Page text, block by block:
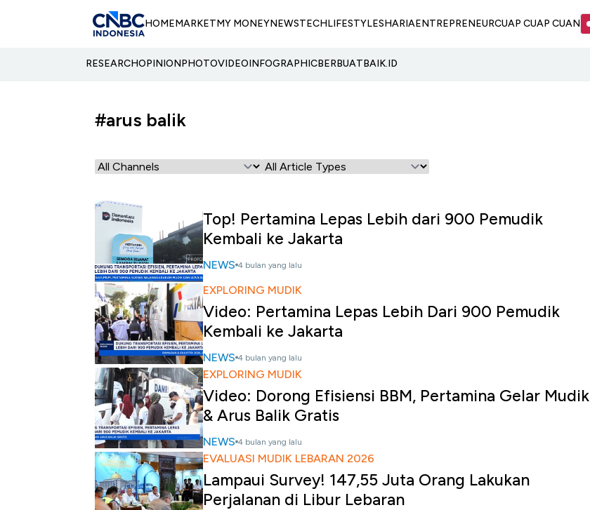
HOMEMARKETMY MONEYNEWSTECHLIFESTYLESHARIAENTREPRENEURCUAP CUAP CUAN
RESEARCHOPINIONPHOTOVIDEOINFOGRAPHICBERBUATBAIK.ID
#arus balik
Top! Pertamina Lepas Lebih dari 900 Pemudik
Kembali ke Jakarta
NEWS 4 bulan yang lalu
EXPLORING MUDIK
Video: Pertamina Lepas Lebih Dari 900 Pemudik
Kembali ke Jakarta
NEWS 4 bulan yang lalu
EXPLORING MUDIK
Video: Dorong Efisiensi BBM, Pertamina Gelar Mudik
& Arus Balik Gratis
NEWS 4 bulan yang lalu
EVALUASI MUDIK LEBARAN 2026
Lampaui Survey! 147,55 Juta Orang Lakukan
Perjalanan di Libur Lebaran